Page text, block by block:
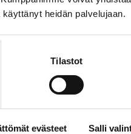
heidän palvelujaan.
Tilastot
evästeet Salli
1245
1612